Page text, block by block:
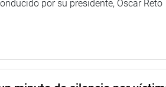
en el Plenario Nacional,
por su presidente, Oscar Reto